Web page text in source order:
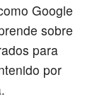
Google
sobre
para
por